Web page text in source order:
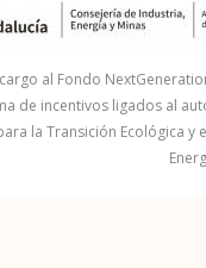
al Fondo
de incentivos ligados al
la Transición Ecológica